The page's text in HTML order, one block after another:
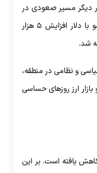
دیگر مسیر صعودی در
پیش بگیرد. در سوی دیگر بازار، یورو نیز همسو با دلار افزایش ۵ هزار
و نظامی در منطقه،
بازار ارز روز‌های حساسی
دلار توافقی امروز دوشنبه ۱۱ خرداد ۱۴۰۵ کاهش یافته است. بر این